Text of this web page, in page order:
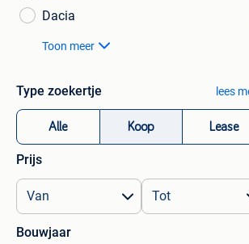
Dacia
Toon meer
Type zoekertje lees
Alle Koop Lease
Prijs
Bouwjaar